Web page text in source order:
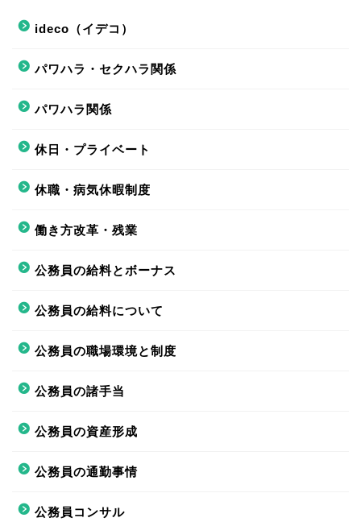
ideco（イデコ）
パワハラ・セクハラ関係
パワハラ関係
休日・プライベート
休職・病気休暇制度
働き方改革・残業
公務員の給料とボーナス
公務員の給料について
公務員の職場環境と制度
公務員の諸手当
公務員の資産形成
公務員の通勤事情
公務員コンサル